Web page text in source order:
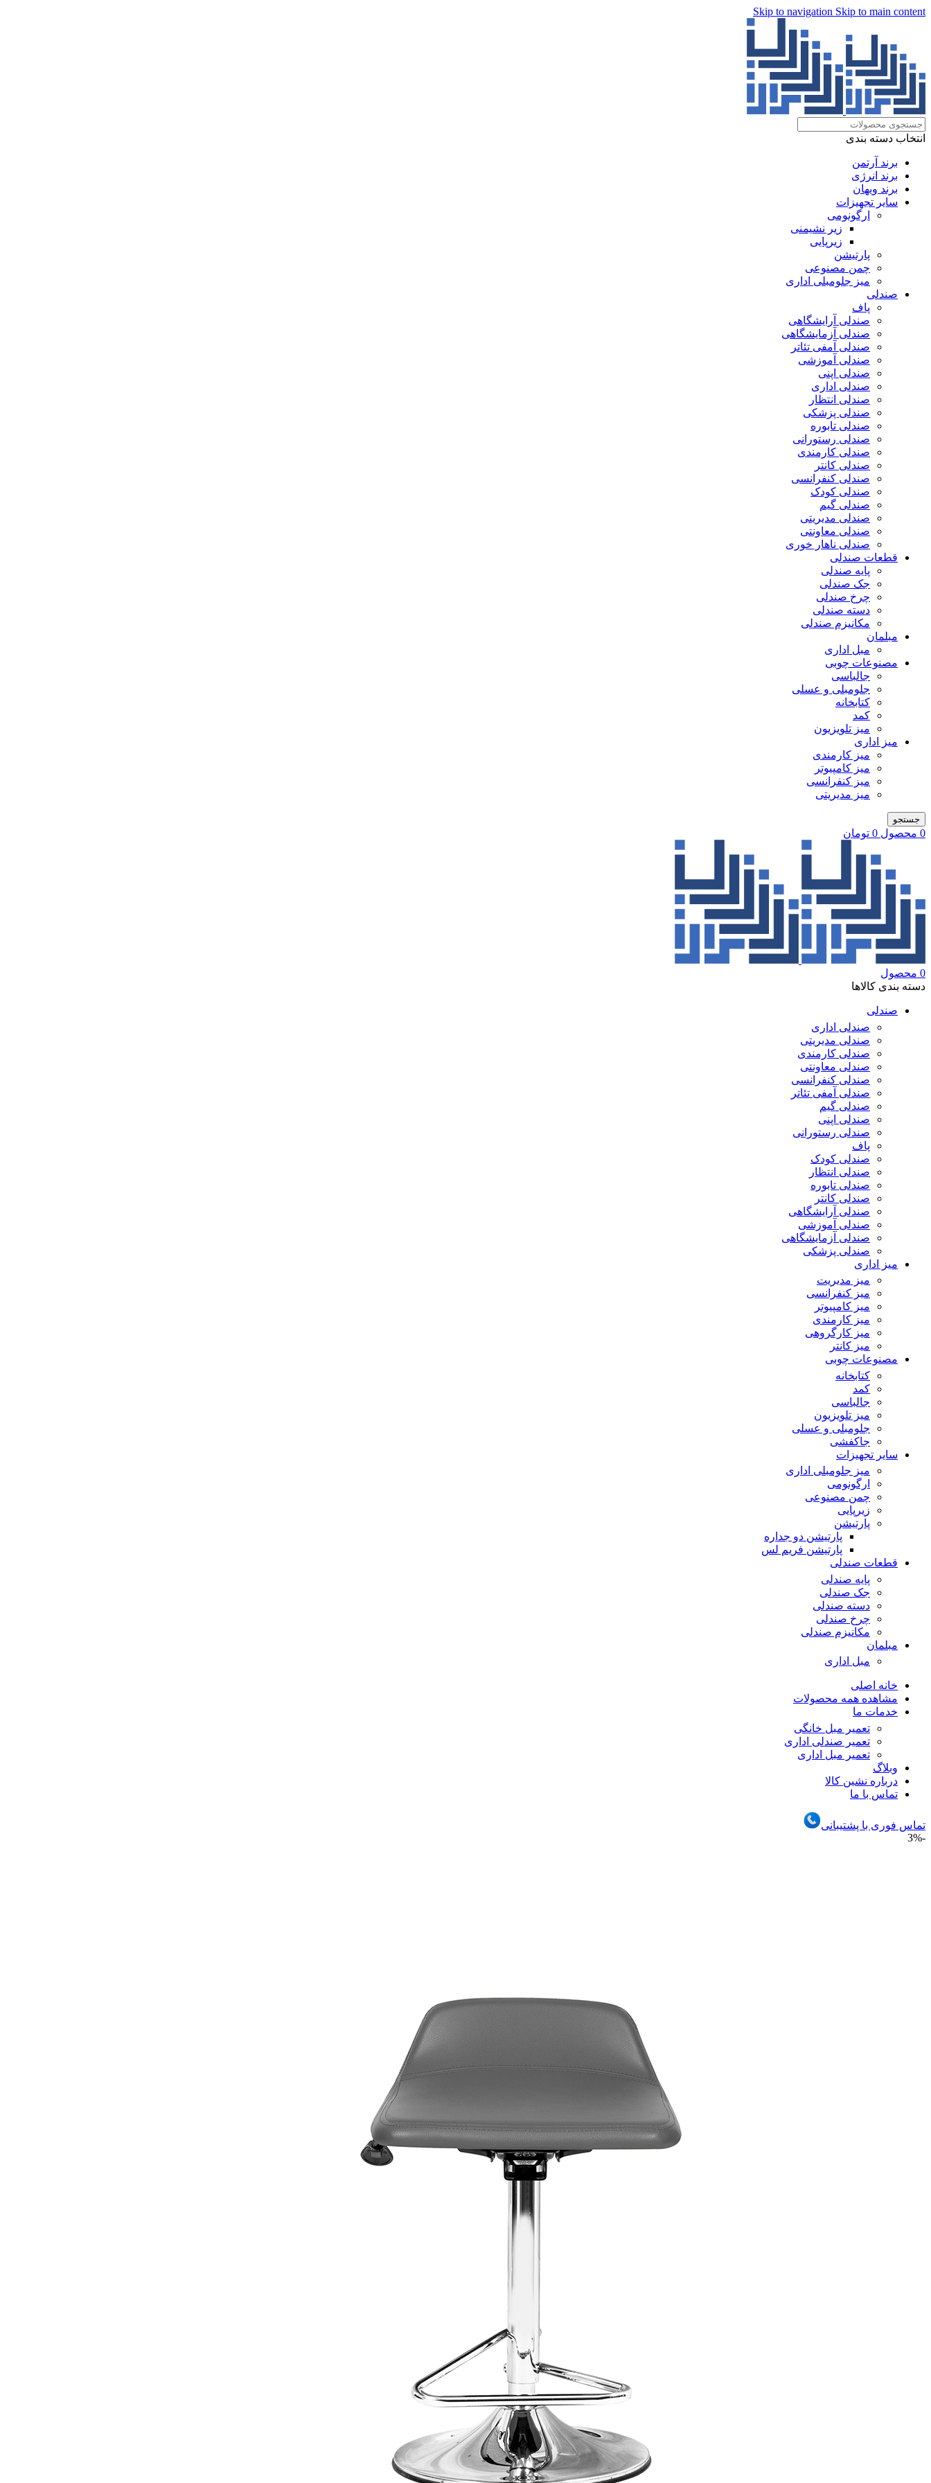
Skip to navigation Skip to main content
انتخاب دسته بندی
برند آرتمن
برند انرژی
برند ویهان
سایر تجهیزات
ارگونومی
زیر نشیمنی
زیرپایی
پارتیشن
چمن مصنوعی
میز جلومبلی اداری
صندلی
پاف
صندلی آرایشگاهی
صندلی آزمایشگاهی
صندلی آمفی تئاتر
صندلی آموزشی
صندلی اپنی
صندلی اداری
صندلی انتظار
صندلی پزشکی
صندلی تابوره
صندلی رستورانی
صندلی کارمندی
صندلی کانتر
صندلی کنفرانسی
صندلی کودک
صندلی گیم
صندلی مدیریتی
صندلی معاونتی
صندلی ناهار خوری
قطعات صندلی
پایه صندلی
جک صندلی
چرخ صندلی
دسته صندلی
مکانیزم صندلی
مبلمان
مبل اداری
مصنوعات چوبی
جالباسی
جلومبلی و عسلی
کتابخانه
کمد
میز تلویزیون
میز اداری
میز کارمندی
میز کامپیوتر
میز کنفرانسی
میز مدیریتی
جستجو
0 محصول 0 تومان
0 محصول
دسته بندی کالاها
صندلی
صندلی اداری
صندلی مدیریتی
صندلی کارمندی
صندلی معاونتی
صندلی کنفرانسی
صندلی آمفی تئاتر
صندلی گیم
صندلی اپنی
صندلی رستورانی
پاف
صندلی کودک
صندلی انتظار
صندلی تابوره
صندلی کانتر
صندلی آرایشگاهی
صندلی آموزشی
صندلی آزمایشگاهی
صندلی پزشکی
میز اداری
میز مدیریت
میز کنفرانسی
میز کامپیوتر
میز کارمندی
میز کارگروهی
میز کانتر
مصنوعات چوبی
کتابخانه
کمد
جالباسی
میز تلویزیون
جلومبلی و عسلی
جاکفشی
سایر تجهیزات
میز جلومبلی اداری
ارگونومی
چمن مصنوعی
زیرپایی
پارتیشن
پارتیشن دو جداره
پارتیشن فریم لس
قطعات صندلی
پایه صندلی
جک صندلی
دسته صندلی
چرخ صندلی
مکانیزم صندلی
مبلمان
مبل اداری
خانه اصلی
مشاهده همه محصولات
خدمات ما
تعمیر مبل خانگی
تعمیر صندلی اداری
تعمیر مبل اداری
وبلاگ
درباره نشین کالا
تماس با ما
تماس فوری با پشتیبانی
-3%